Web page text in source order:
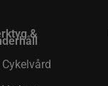
&
Cykelvård